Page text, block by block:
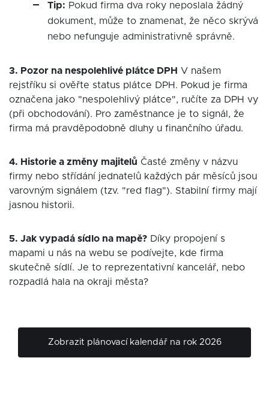
Tip: Pokud firma dva roky neposlala žádný
dokument, může to znamenat, že něco skrývá
nebo nefunguje administrativně správně.
3. Pozor na nespolehlivé plátce DPH V našem
rejstříku si ověřte status plátce DPH. Pokud je firma
označena jako "nespolehlivý plátce", ručíte za DPH vy
(při obchodování). Pro zaměstnance je to signál, že
firma má pravděpodobně dluhy u finančního úřadu.
4. Historie a změny majitelů Časté změny v názvu
firmy nebo střídání jednatelů každých pár měsíců jsou
varovným signálem (tzv. "red flag"). Stabilní firmy mají
jasnou historii.
5. Jak vypadá sídlo na mapě? Díky propojení s
mapami u nás na webu se podívejte, kde firma
skutečně sídlí. Je to reprezentativní kancelář, nebo
rozpadlá hala na okraji města?
Zobrazit plánovací kalendář na rok 2026